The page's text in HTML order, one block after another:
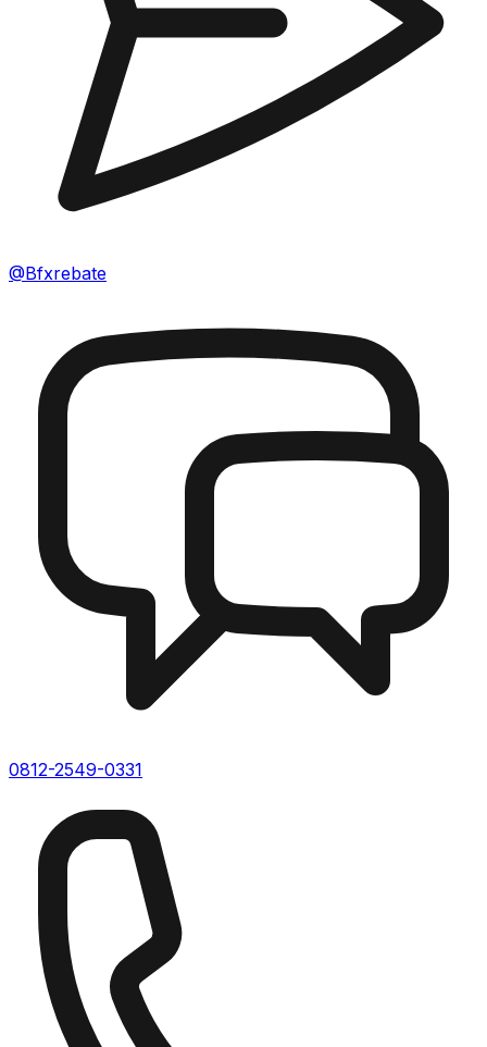
@Bfxrebate
0812-2549-0331